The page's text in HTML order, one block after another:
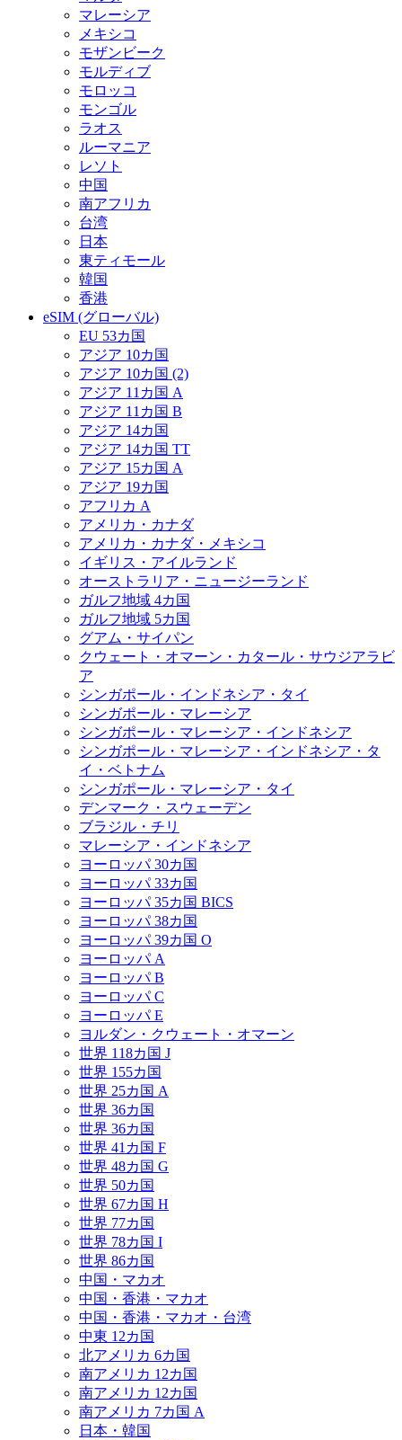
マレーシア
メキシコ
モザンビーク
モルディブ
モロッコ
モンゴル
ラオス
ルーマニア
レソト
中国
南アフリカ
台湾
日本
東ティモール
韓国
香港
eSIM (グローバル)
EU 53カ国
アジア 10カ国
アジア 10カ国 (2)
アジア 11カ国 A
アジア 11カ国 B
アジア 14カ国
アジア 14カ国 TT
アジア 15カ国 A
アジア 19カ国
アフリカ A
アメリカ・カナダ
アメリカ・カナダ・メキシコ
イギリス・アイルランド
オーストラリア・ニュージーランド
ガルフ地域 4カ国
ガルフ地域 5カ国
グアム・サイパン
クウェート・オマーン・カタール・サウジアラビ
ア
シンガポール・インドネシア・タイ
シンガポール・マレーシア
シンガポール・マレーシア・インドネシア
シンガポール・マレーシア・インドネシア・タ
イ・ベトナム
シンガポール・マレーシア・タイ
デンマーク・スウェーデン
ブラジル・チリ
マレーシア・インドネシア
ヨーロッパ 30カ国
ヨーロッパ 33カ国
ヨーロッパ 35カ国 BICS
ヨーロッパ 38カ国
ヨーロッパ 39カ国 O
ヨーロッパ A
ヨーロッパ B
ヨーロッパ C
ヨーロッパ E
ヨルダン・クウェート・オマーン
世界 118カ国 J
世界 155カ国
世界 25カ国 A
世界 36カ国
世界 36カ国
世界 41カ国 F
世界 48カ国 G
世界 50カ国
世界 67カ国 H
世界 77カ国
世界 78カ国 I
世界 86カ国
中国・マカオ
中国・香港・マカオ
中国・香港・マカオ・台湾
中東 12カ国
北アメリカ 6カ国
南アメリカ 12カ国
南アメリカ 12カ国
南アメリカ 7カ国 A
日本・韓国